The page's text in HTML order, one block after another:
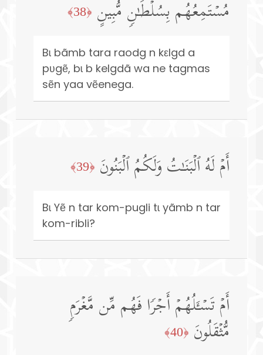
مُسۡتَمِعُهُم بِسُلۡطَـٰنࣲ مُّبِینٍ ﴿38﴾
Bɩ bãmb tara raodg n kεlgd a
pʋgẽ, bɩ b kelgdã wa ne tagmas
sẽn yaa vẽenega.
أَمۡ لَهُ ٱلۡبَنَـٰتُ وَلَكُمُ ٱلۡبَنُونَ ﴿39﴾
Bɩ Yẽ n tar kom-pugli tɩ yãmb n tar
kom-ribli?
أَمۡ تَسۡـَٔلُهُمۡ أَجۡرࣰا فَهُم مِّن مَّغۡرَمࣲ
مُّثۡقَلُونَ ﴿40﴾